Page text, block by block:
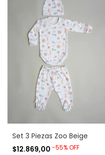
Set 3 Piezas Zoo Beige
$12.869,00 -55%OFF